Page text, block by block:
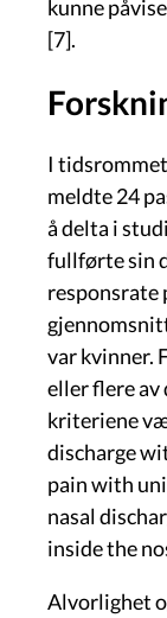
kunne
[7].
I
meldte 24
å delta i
fullførte sin
responsrate
var kvinner.
eller flere av
kriteriene
discharge
pain with
nasal
inside the
Alvorlighet